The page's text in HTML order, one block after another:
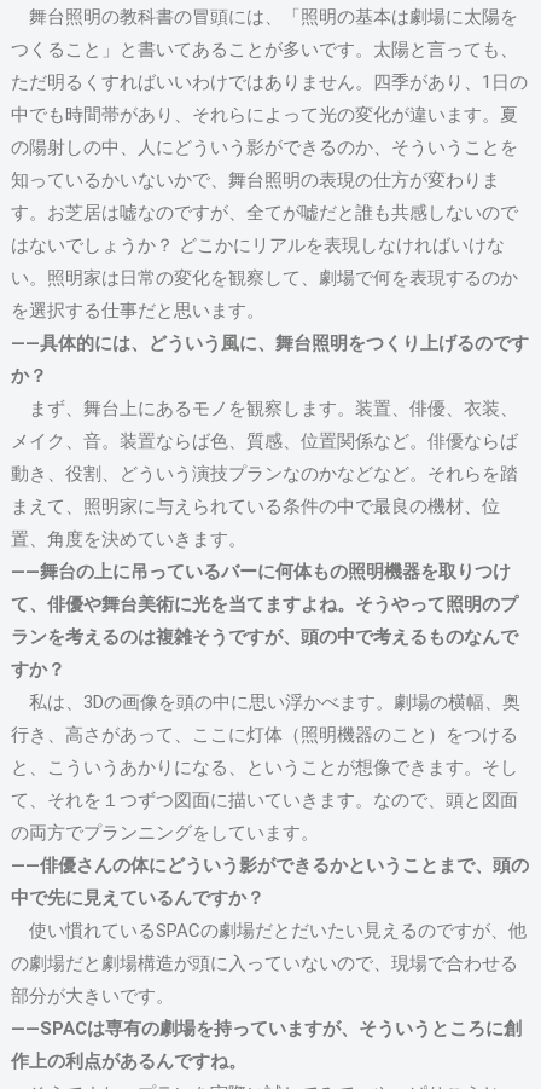
舞台照明の教科書の冒頭には、「照明の基本は劇場に太陽を
つくること」と書いてあることが多いです。太陽と言っても、
ただ明るくすればいいわけではありません。四季があり、1日の
中でも時間帯があり、それらによって光の変化が違います。夏
の陽射しの中、人にどういう影ができるのか、そういうことを
知っているかいないかで、舞台照明の表現の仕方が変わりま
す。お芝居は嘘なのですが、全てが嘘だと誰も共感しないので
はないでしょうか？ どこかにリアルを表現しなければいけな
い。照明家は日常の変化を観察して、劇場で何を表現するのか
を選択する仕事だと思います。
――具体的には、どういう風に、舞台照明をつくり上げるのです
か？
まず、舞台上にあるモノを観察します。装置、俳優、衣装、
メイク、音。装置ならば色、質感、位置関係など。俳優ならば
動き、役割、どういう演技プランなのかなどなど。それらを踏
まえて、照明家に与えられている条件の中で最良の機材、位
置、角度を決めていきます。
――舞台の上に吊っているバーに何体もの照明機器を取りつけ
て、俳優や舞台美術に光を当てますよね。そうやって照明のプ
ランを考えるのは複雑そうですが、頭の中で考えるものなんで
すか？
私は、3Dの画像を頭の中に思い浮かべます。劇場の横幅、奥
行き、高さがあって、ここに灯体（照明機器のこと）をつける
と、こういうあかりになる、ということが想像できます。そし
て、それを１つずつ図面に描いていきます。なので、頭と図面
の両方でプランニングをしています。
――俳優さんの体にどういう影ができるかということまで、頭の
中で先に見えているんですか？
使い慣れているSPACの劇場だとだいたい見えるのですが、他
の劇場だと劇場構造が頭に入っていないので、現場で合わせる
部分が大きいです。
――SPACは専有の劇場を持っていますが、そういうところに創
作上の利点があるんですね。